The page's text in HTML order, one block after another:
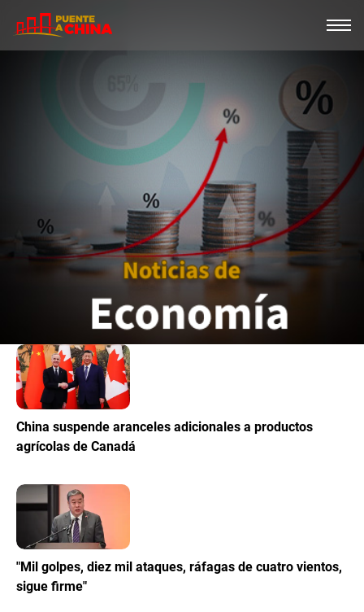
China suspende aranceles adicionales a productos
agrícolas de Canadá
"Mil golpes, diez mil ataques, ráfagas de cuatro vientos,
sigue firme"